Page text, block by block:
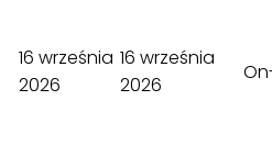
16 września
2026
16 września
2026